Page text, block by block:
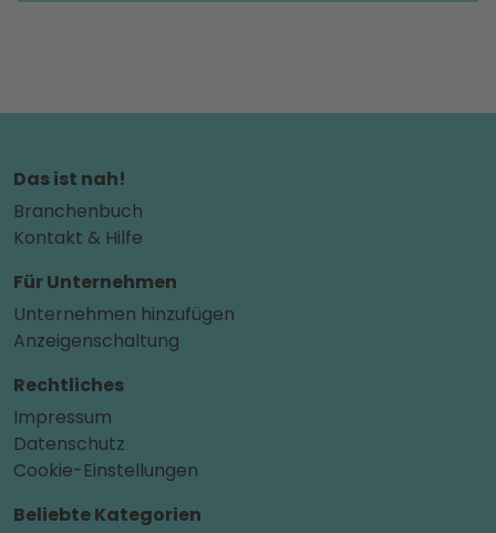
Das ist nah!
Branchenbuch
Kontakt & Hilfe
Für Unternehmen
Unternehmen hinzufügen
Anzeigenschaltung
Rechtliches
Impressum
Datenschutz
Cookie-Einstellungen
Beliebte Kategorien